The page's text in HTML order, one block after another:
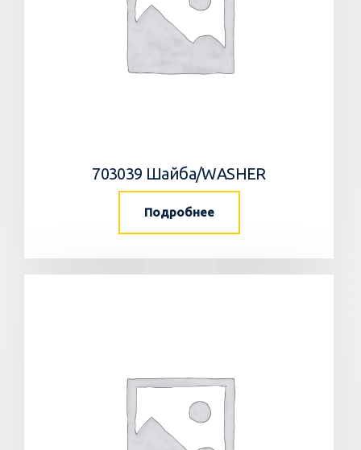
703039 Шайба/WASHER
Подробнее